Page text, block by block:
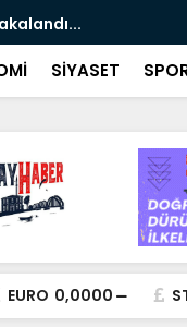
SİYASET
EURO 0,0000